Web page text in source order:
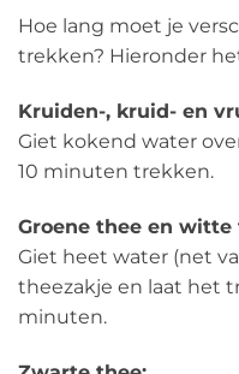
Hoe lang moet je
trekken? Hieronder
Kruiden-, kruid- en
Giet kokend water
10 minuten trekken.
Groene thee en witte
Giet heet water (net
theezakje en laat het
minuten.